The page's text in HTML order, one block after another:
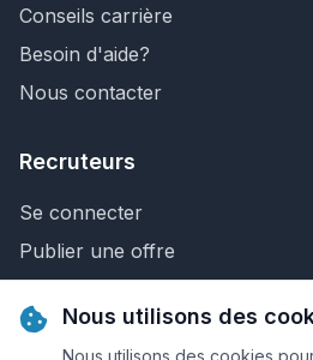
Conseils carrière
Besoin d'aide?
Nous contacter
Recruteurs
Se connecter
Publier une offre
Nous contacter
Nous utilisons des
Nous utilisons des cookies